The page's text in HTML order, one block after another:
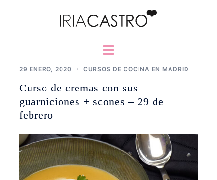
Alternar
29 ENERO, 2020 CURSOS DE COCINA EN MADRID
Curso de cremas con sus
guarniciones + scones – 29 de
febrero